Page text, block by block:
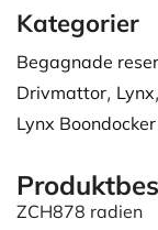
Kategorier
Begagnade
Drivmattor, Lynx,
Lynx
ZCH878 radien